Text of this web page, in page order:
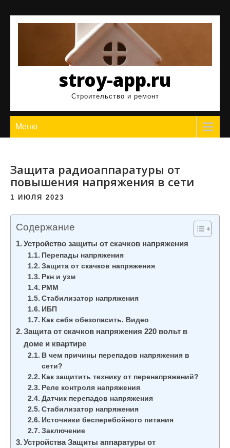
stroy-app.ru
Строительство и ремонт
Меню
Защита радиоаппаратуры от
повышения напряжения в сети
1 ИЮЛЯ 2023
Содержание
Устройство защиты от скачков напряжения
Перепады напряжения
Защита от скачков напряжения
Ркн и узм
РММ
Стабилизатор напряжения
ИБП
Как себя обезопасить. Видео
Защита от скачков напряжения 220 вольт в
доме и квартире
В чем причины перепадов напряжения в
сети?
Как защитить технику от перенапряжений?
Реле контроля напряжения
Датчик перепадов напряжения
Стабилизатор напряжения
Источники бесперебойного питания
Заключение
Устройства Защиты аппаратуры от